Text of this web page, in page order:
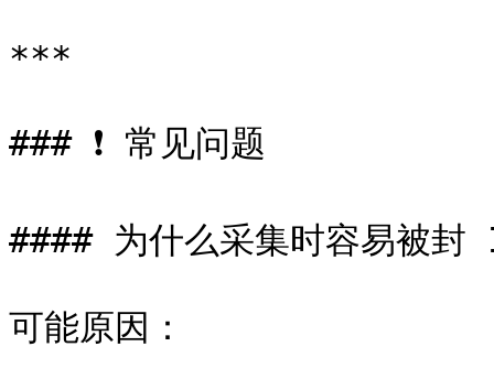
***
### ❗ 常见问题
#### 为什么采集时容易被封
可能原因：